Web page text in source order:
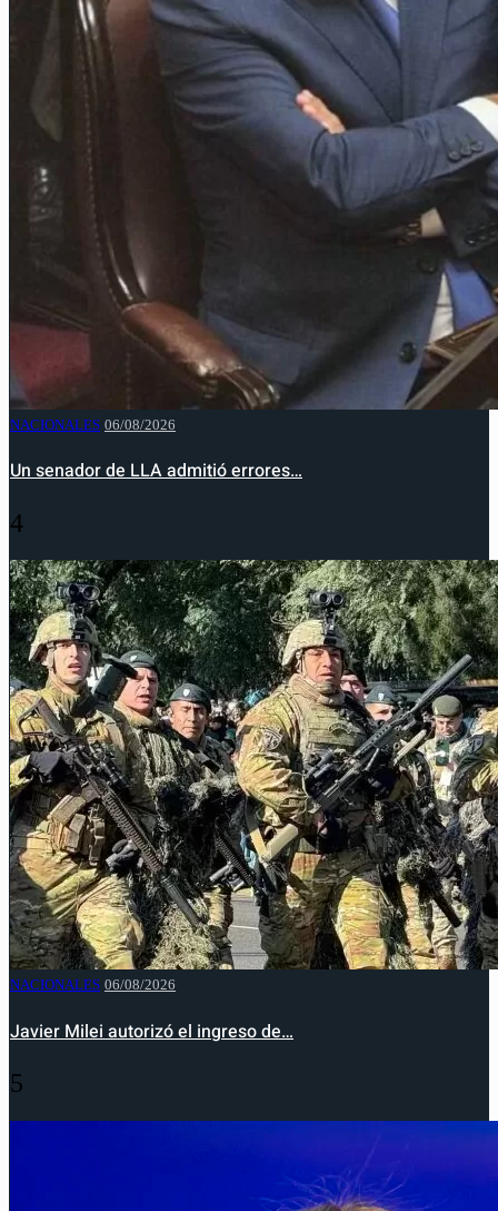
NACIONALES 06/08/2026
Un senador de LLA admitió errores…
4
NACIONALES 06/08/2026
Javier Milei autorizó el ingreso de…
5